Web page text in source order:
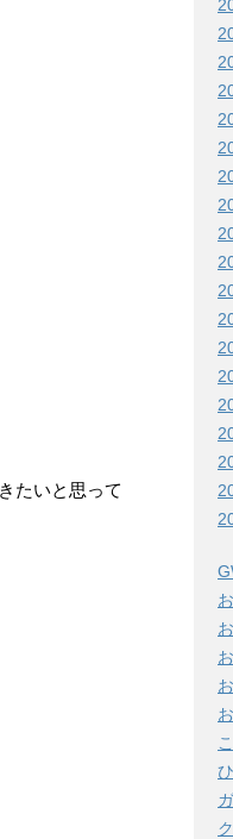
たいと思って